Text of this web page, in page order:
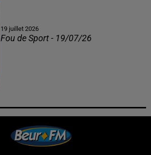
19 juillet 2026
Fou de Sport - 19/07/26